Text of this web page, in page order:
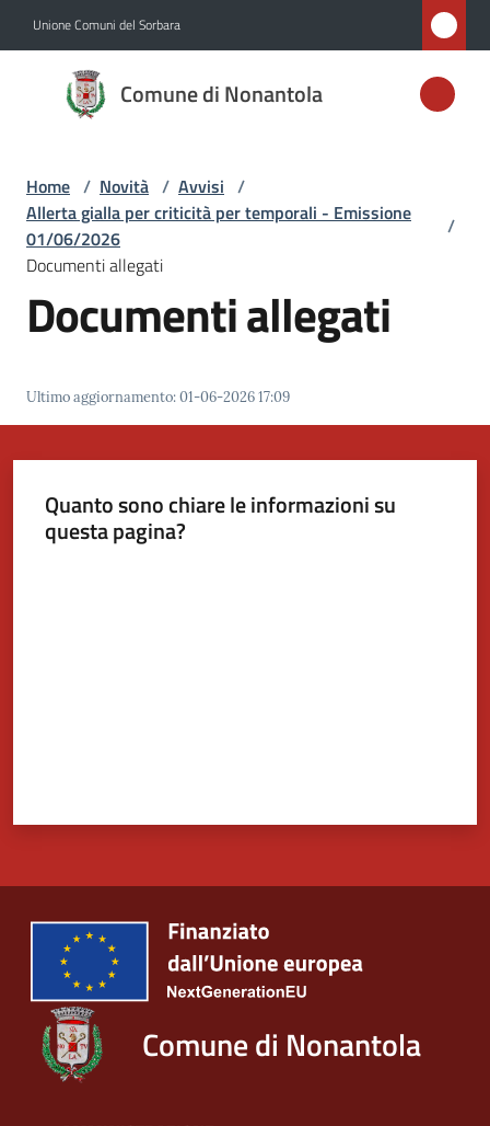
Unione Comuni del Sorbara
Comune di Nonantola
Comune di
Nonantola
Amministrazione
Novità
Servizi
Nonantola
Tutti
Home / Novità / Avvisi /
Allerta gialla per criticità per temporali - Emissione
01/06/2026
/
Documenti allegati
Documenti allegati
Ultimo aggiornamento:01-06-2026 17:09
Quanto sono chiare le informazioni su
questa pagina?
Comune di Nonantola